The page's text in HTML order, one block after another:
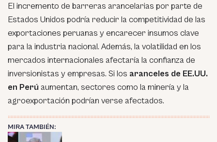
El incremento de barreras arancelarias por parte de
Estados Unidos podría reducir la competitividad de las
exportaciones peruanas y encarecer insumos clave
para la industria nacional. Además, la volatilidad en los
mercados internacionales afectaría la confianza de
inversionistas y empresas. Si los aranceles de EE.UU.
en Perú aumentan, sectores como la minería y la
agroexportación podrían verse afectados.
MIRA TAMBIÉN: